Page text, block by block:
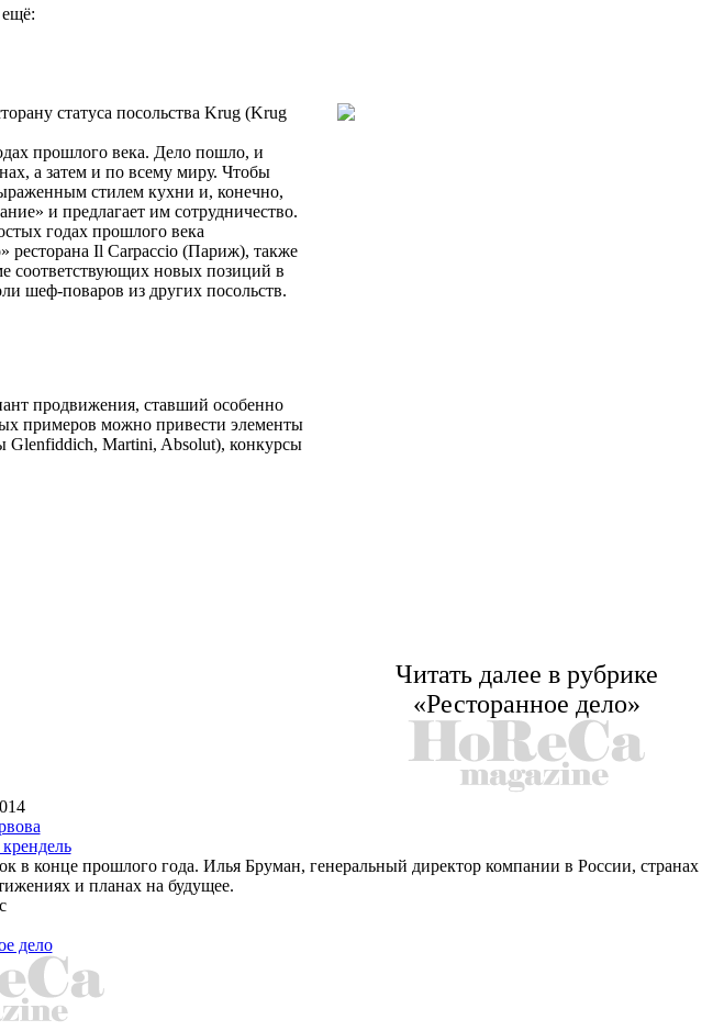
статуса посольства Krug (Krug
прошлого века. Дело пошло, и
а затем и по всему миру. Чтобы
стилем кухни и, конечно,
и предлагает им сотрудничество.
годах прошлого века
ресторана Il Carpaccio (Париж), также
соответствующих новых позиций в
шеф-поваров из других посольств.
продвижения, ставший особенно
примеров можно привести элементы
Glenfiddich, Martini, Absolut), конкурсы
Читать далее в рубрике
«Ресторанное дело»
в конце прошлого года. Илья Бруман, генеральный директор компании в России, странах
и планах на будущее.
дело